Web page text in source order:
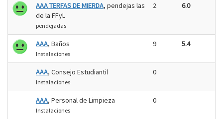
AAA TERFAS DE MIERDA, pendejas las
de la FFyL
pendejadas
2 6.0
AAA, Baños
Instalaciones
9 5.4
AAA, Consejo Estudiantil
Instalaciones
0
AAA, Personal de Limpieza
Instalaciones
0